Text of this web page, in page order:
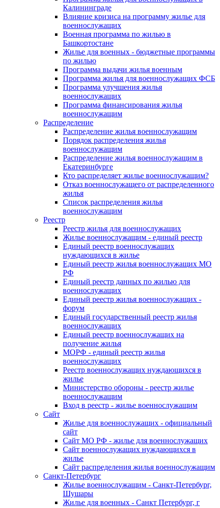
Калининграде
Влияние кризиса на программу жилье для
военнослужащих
Военная программа по жилью в
Башкортостане
Жилье для военных - бюджетные программы
по жилью
Программа выдачи жилья военным
Программа жилья для военнослужащих ФСБ
Программа улучшения жилья
военнослужащих
Программа финансирования жилья
военнослужащим
Распределение
Распределение жилья военнослужащим
Порядок распределения жилья
военнослужащим
Распределение жилья военнослужащим в
Екатеринбурге
Кто распределяет жилье военнослужащим?
Отказ военнослужащего от распределенного
жилья
Список распределения жилья
военнослужащим
Реестр
Реестр жилья для военнослужащих
Жилье военнослужащим - единый реестр
Единый реестр военнослужащих
нуждающихся в жилье
Единый реестр жилья военнослужащих МО
РФ
Единый реестр данных по жилью для
военнослужащих
Единый реестр жилья военнослужащих -
форум
Единый государственный реестр жилья
военнослужащих
Единый реестр военнослужащих на
получение жилья
МОРФ - единый реестр жилья
военнослужащих
Реестр военнослужащих нуждающихся в
жилье
Министерство обороны - реестр жилье
военнослужащим
Вход в реестр - жилье военнослужащим
Сайт
Жилье для военнослужащих - официальный
сайт
Сайт МО РФ - жилье для военнослужащих
Сайт военнослужащих нуждающихся в
жилье
Сайт распределения жилья военнослужащим
Санкт-Петербург
Жилье военнослужащим - Санкт-Петербург,
Шушары
Жилье для военных - Санкт Петербург, г